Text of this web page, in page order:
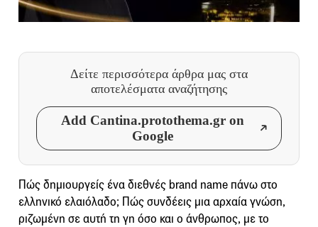
Δείτε περισσότερα άρθρα μας στα
αποτελέσματα αναζήτησης
Add Cantina.protothema.gr on
Google
Πώς δημιουργείς ένα διεθνές brand name πάνω στο
ελληνικό ελαιόλαδο; Πώς συνδέεις μια αρχαία γνώση,
ριζωμένη σε αυτή τη γη όσο και ο άνθρωπος, με το